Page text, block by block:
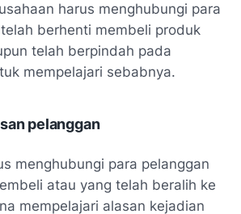
harus menghubungi para
berhenti membeli produk
telah berpindah pada
mempelajari sebabnya.
pelanggan
menghubungi para pelanggan
atau yang telah beralih ke
mempelajari alasan kejadian